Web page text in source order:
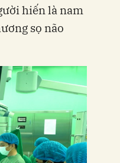
hiến là nam
sọ não